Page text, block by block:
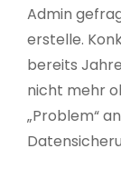
Admin
erstelle.
bereits
nicht mehr
„Problem“